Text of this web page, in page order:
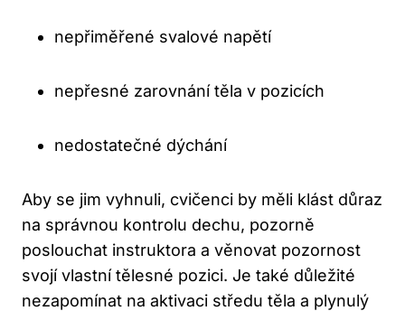
nepřiměřené svalové​ napětí
nepřesné zarovnání‌ těla v pozicích
nedostatečné dýchání
Aby se jim vyhnuli, cvičenci by měli klást důraz
na správnou kontrolu dechu,‌ pozorně
poslouchat ⁢instruktora a věnovat pozornost
svojí vlastní tělesné pozici. Je také důležité
nezapomínat na ‌aktivaci středu těla a plynulý​